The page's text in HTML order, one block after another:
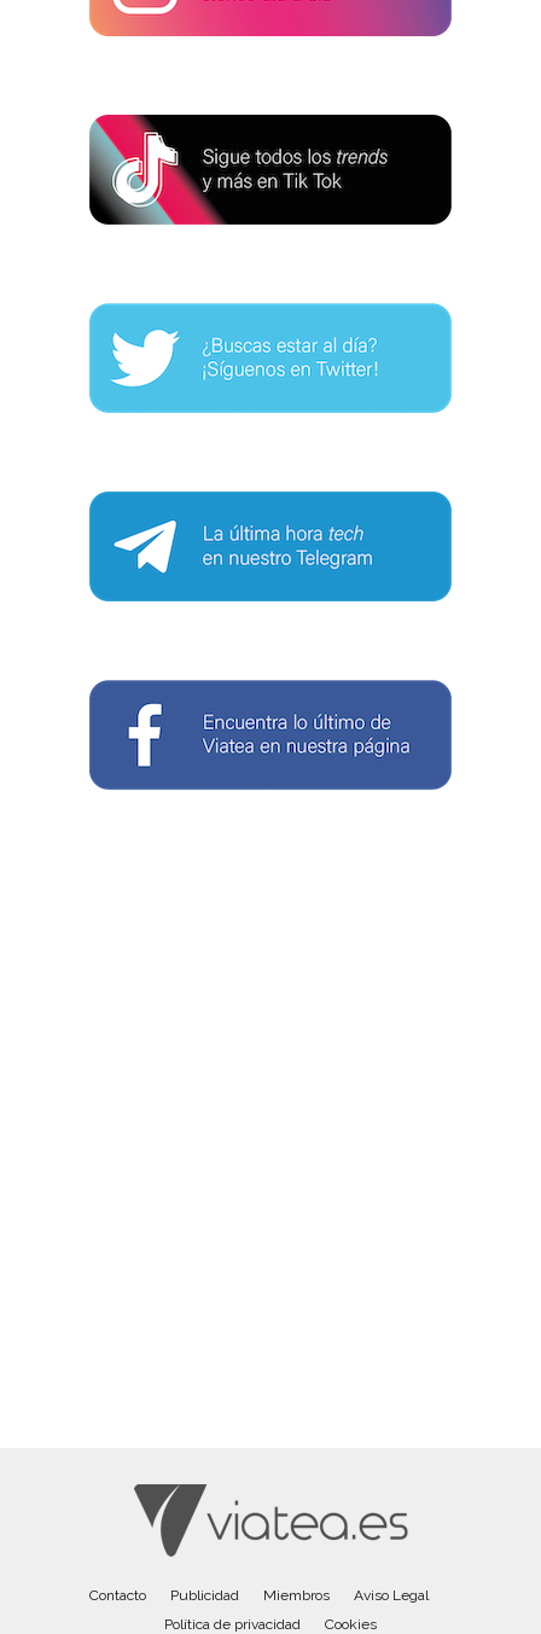
Contacto Publicidad Miembros
Aviso Legal
Política de privacidad
Cookies